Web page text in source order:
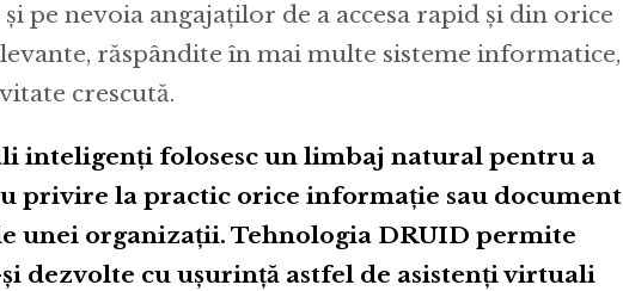
pe nevoia angajaţilor de a accesa rapid şi din orice
răspândite în mai multe sisteme informatice,
crescută.
inteligenți folosesc un limbaj natural pentru a
privire la practic orice informaţie sau document
unei organizaţii. Tehnologia DRUID permite
dezvolte cu ușurință astfel de asistenți virtuali